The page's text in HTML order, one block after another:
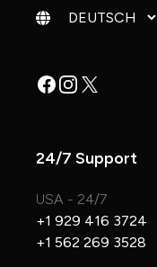
Sprache ändern
Facebook
Instagram
X
24/7 Support
USA - 24/7
+1 929 416 3724
+1 562 269 3528